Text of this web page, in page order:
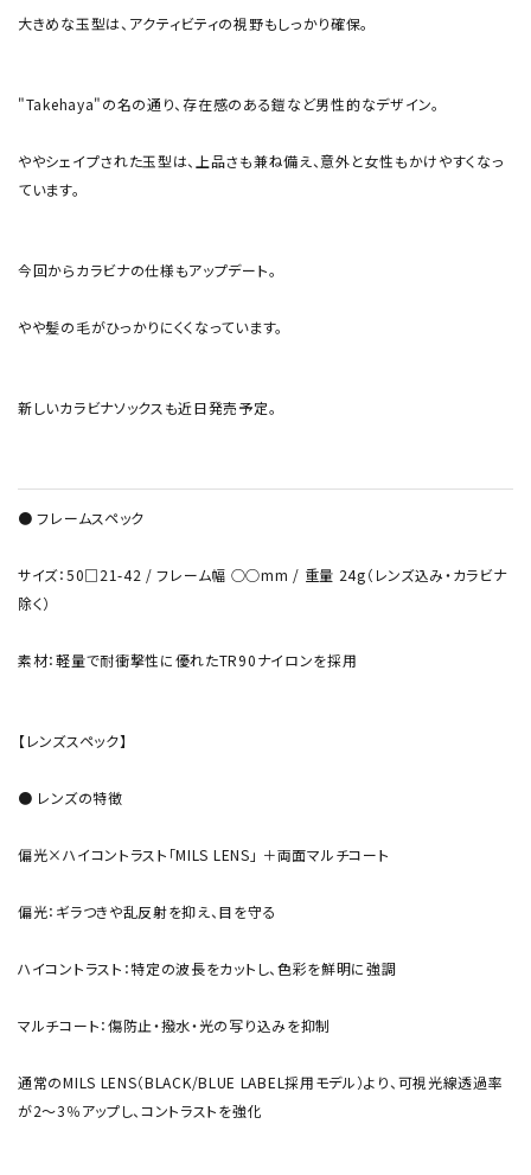
大きめな玉型は、アクティビティの視野もしっかり確保。
"Takehaya"の名の通り、存在感のある鎧など男性的なデザイン。
ややシェイプされた玉型は、上品さも兼ね備え、意外と女性もかけやすくなっ
ています。
今回からカラビナの仕様もアップデート。
やや髪の毛がひっかりにくくなっています。
新しいカラビナソックスも近日発売予定。
● フレームスペック
サイズ：50□21-42 / フレーム幅 ○○mm / 重量 24g（レンズ込み・カラビナ
除く）
素材：軽量で耐衝撃性に優れたTR90ナイロンを採用
【レンズスペック】
● レンズの特徴
偏光×ハイコントラスト「MILS LENS」 ＋両面マルチコート
偏光：ギラつきや乱反射を抑え、目を守る
ハイコントラスト：特定の波長をカットし、色彩を鮮明に強調
マルチコート：傷防止・撥水・光の写り込みを抑制
通常のMILS LENS（BLACK/BLUE LABEL採用モデル）より、可視光線透過率
が2～3％アップし、コントラストを強化